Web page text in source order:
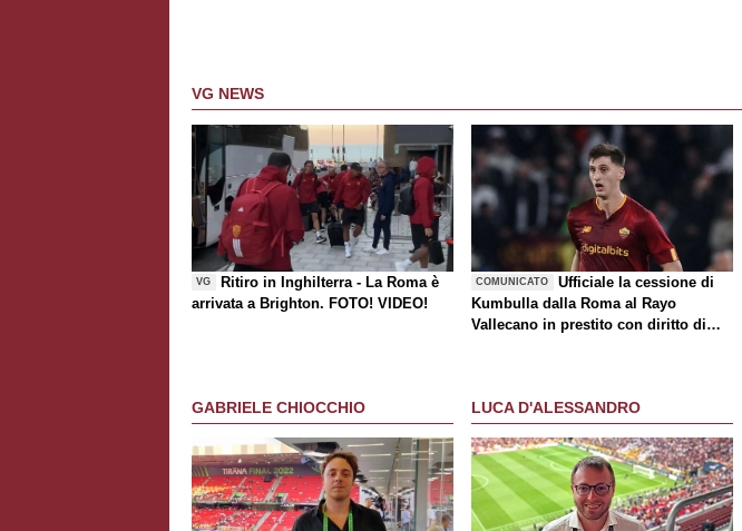
VG NEWS
VG
Ritiro in Inghilterra - La Roma è
arrivata a Brighton. FOTO! VIDEO!
COMUNICATO
Ufficiale la cessione di
Kumbulla dalla Roma al Rayo
Vallecano in prestito con diritto di
GABRIELE CHIOCCHIO LUCA D'ALESSANDRO